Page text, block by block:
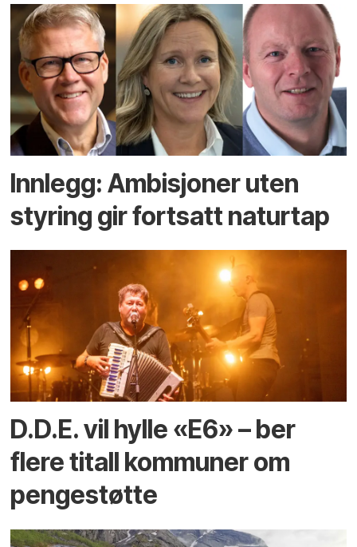
Innlegg: Ambisjoner uten
styring gir fortsatt naturtap
D.D.E. vil hylle «E6» – ber
flere titall kommuner om
pengestøtte